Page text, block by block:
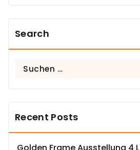
Search
Suchen
Recent Posts